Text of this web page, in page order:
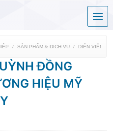
SẢN PHẨM & DỊCH VỤ DIỄN VIÊN
ĐỒNG
HIỆU MỸ